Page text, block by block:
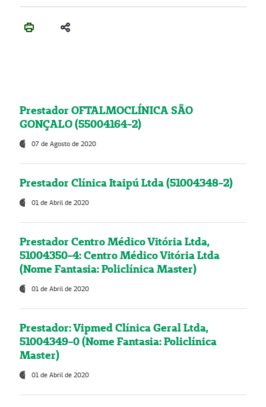
Prestador OFTALMOCLÍNICA SÃO
GONÇALO (55004164-2)
07 de Agosto de 2020
Prestador Clínica Itaipú Ltda (51004348-2)
01 de Abril de 2020
Prestador Centro Médico Vitória Ltda,
51004350-4: Centro Médico Vitória Ltda
(Nome Fantasia: Policlínica Master)
01 de Abril de 2020
Prestador: Vipmed Clínica Geral Ltda,
51004349-0 (Nome Fantasia: Policlínica
Master)
01 de Abril de 2020